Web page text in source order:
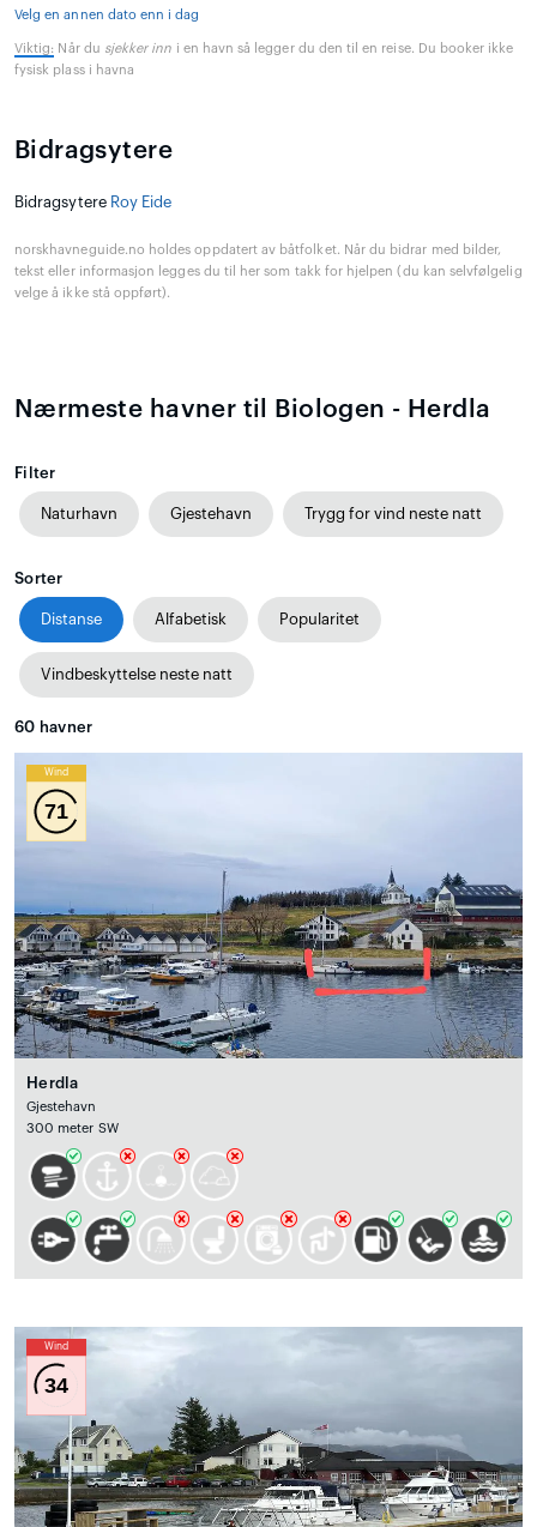
Velg en annen dato enn i dag
Viktig: Når du sjekker inn i en havn så legger du den til en reise. Du booker ikke
fysisk plass i havna
Bidragsytere
Bidragsytere Roy Eide
norskhavneguide.no holdes oppdatert av båtfolket. Når du bidrar med bilder,
tekst eller informasjon legges du til her som takk for hjelpen (du kan selvfølgelig
velge å ikke stå oppført).
Nærmeste havner til Biologen - Herdla
Filter
Naturhavn Gjestehavn Trygg for vind neste natt
Sorter
Distanse Alfabetisk Popularitet
Vindbeskyttelse neste natt
60 havner
Wind
71
Herdla
Gjestehavn
300 meter SW
Wind
34